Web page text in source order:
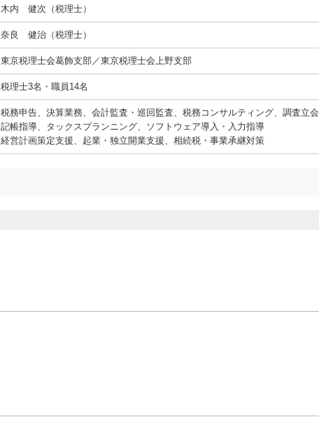
木内 健次（税理士）
奈良 健治（税理士）
東京税理士会葛飾支部／東京税理士会上野支部
税理士3名・職員14名
税務申告、決算業務、会計監査・巡回監査、税務コンサルティング、調査立会
記帳指導、タックスプランニング、ソフトウェア導入・入力指導
経営計画策定支援、起業・独立開業支援、相続税・事業承継対策